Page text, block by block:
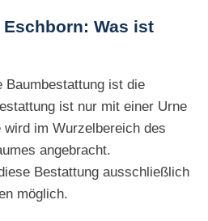
Was ist
Baumbestattung ist die
ist nur mit einer Urne
im Wurzelbereich des
angebracht.
Bestattung ausschließlich
möglich.